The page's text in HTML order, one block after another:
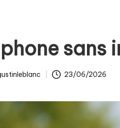
sans
23/06/2026